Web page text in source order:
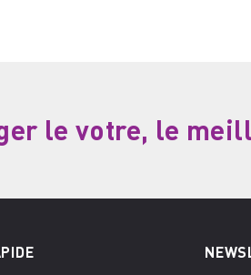
le votre, le